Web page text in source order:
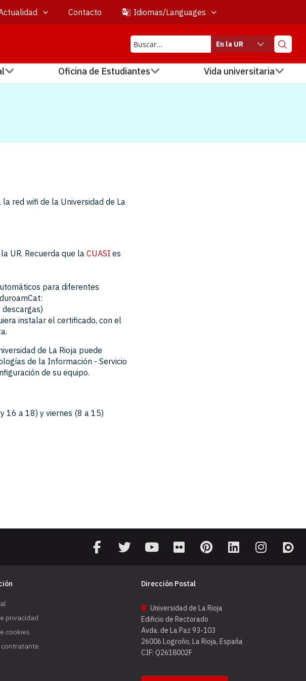
Contacto Idiomas/Languages
En la UR
Oficina de Estudiantes Vida universitaria
red wifi de la Universidad de La
UR. Recuerda que la CUASI es
para diferentes
instalar el certificado, con el
de La Rioja puede
de la Información - Servicio
de su equipo.
16 a 18) y viernes (8 a 15)
privacidad
cookies
Dirección Postal
Universidad de La Rioja
Edificio de Rectorado
Avda. de La Paz 93-103
26006 Logroño, La Rioja, España
CIF: Q2618002F